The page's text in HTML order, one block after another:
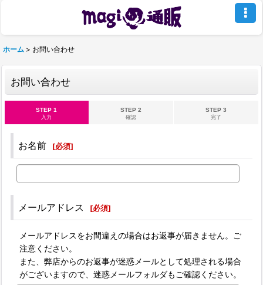
ホーム > お問い合わせ
お問い合わせ
STEP 1
入力
STEP 2
確認
STEP 3
完了
お名前 [必須]
メールアドレス [必須]
メールアドレスをお間違えの場合はお返事が届きません。ご
注意ください。
また、弊店からのお返事が迷惑メールとして処理される場合
がございますので、迷惑メールフォルダもご確認ください。